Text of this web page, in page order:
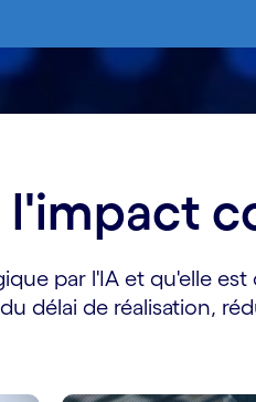
l'impact
par l'IA et qu'elle
délai de réalisation,